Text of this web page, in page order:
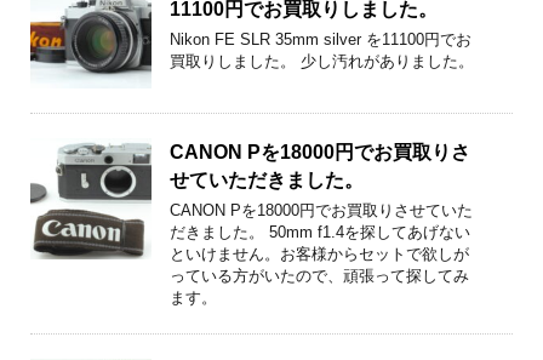
11100円でお買取りしました。
Nikon FE SLR 35mm silver を11100円でお
買取りしました。 少し汚れがありました。
CANON Pを18000円でお買取りさ
せていただきました。
CANON Pを18000円でお買取りさせていた
だきました。 50mm f1.4を探してあげない
といけません。お客様からセットで欲しが
っている方がいたので、頑張って探してみ
ます。